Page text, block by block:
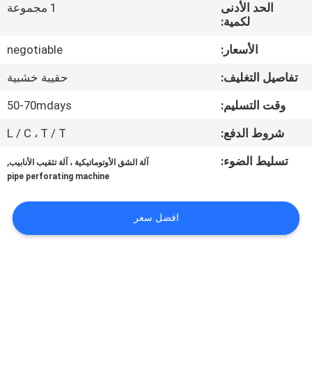
جولة
المعمل
رقابة
جودة
اقتباس
الحد الأدنى
لكمية:
1 مجموعة
الأسعار:
negotiable
تفاصيل التغليف:
حقيبة خشبية
وقت التسليم:
50-70mdays
شروط الدفع:
L / C ، T / T
تسليط الضوء:
آلة الشق الأوتوماتيكية ، آلة تثقيب الأنابيب,
pipe perforating machine
افضل سعر